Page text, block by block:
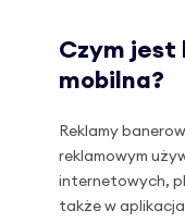
Czym jest
mobilna?
Reklamy
reklamowym
internetowych,
także w